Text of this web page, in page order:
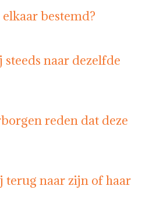
bestemd?
naar dezelfde
reden dat deze
terug naar zijn of haar